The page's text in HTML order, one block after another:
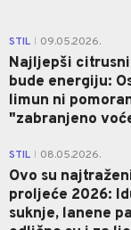
STIL 09.05.2026.
Najljepši
bude energiju:
limun ni
"zabranjeno
STIL 08.05.2026.
Ovo su
proljeće 2026:
suknje, lanene